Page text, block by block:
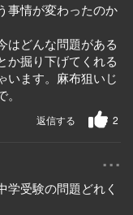
事情が変わったのか
はどんな問題がある
か掘り下げてくれる
います。麻布狙いじ
2
返信する
...
学受験の問題どれく